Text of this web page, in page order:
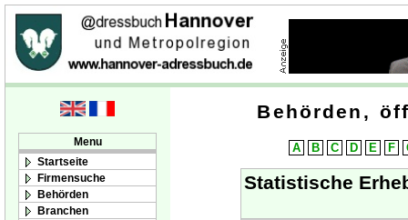
Menu
Startseite
Firmensuche
Behörden
Branchen
Behörden,
A B C D E F
Statistische